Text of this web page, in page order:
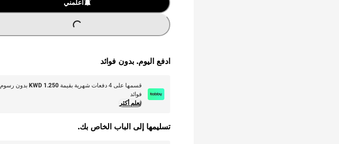
أعلمني
L
.
ادفع اليوم. بدون فوائد
قسمها على 4 دفعات شهرية بقيمة KWD 1.250 بدون رسوم
فوائد
تعلم أكثر
تسليمها إلى الباب الخاص بك.